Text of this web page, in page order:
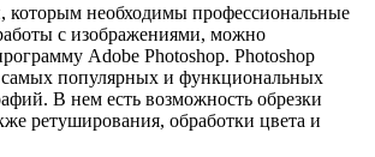
которым необходимы профессиональные
с изображениями, можно
Adobe Photoshop. Photoshop
самых популярных и функциональных
В нем есть возможность обрезки
ретуширования, обработки цвета и